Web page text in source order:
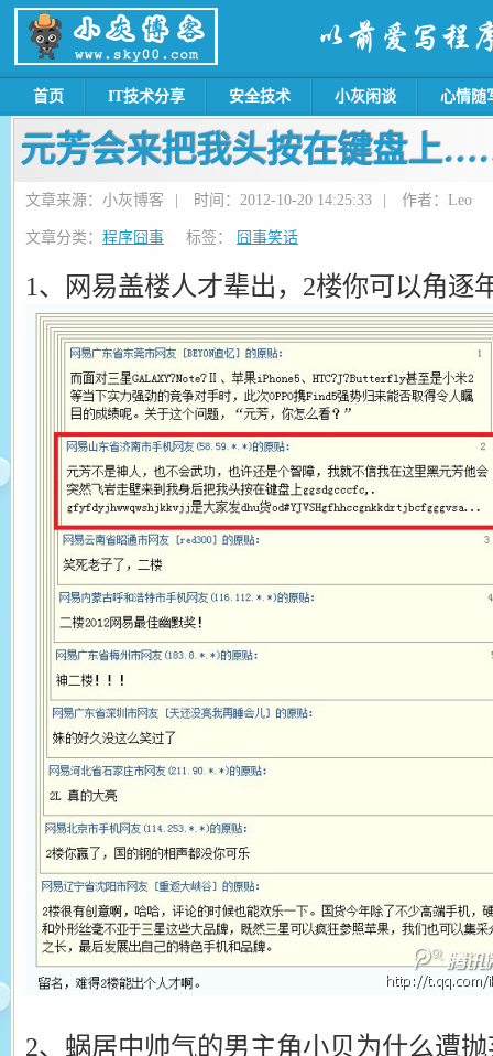
首页 IT技术分享 安全技术 小灰闲谈 心情随
元芳会来把我头按在键盘上
文章来源：小灰博客 时间：2012-10-20 14:25:33 作者：Leo
文章分类： 程序囧事 标签： 囧事笑话
1、网易盖楼人才辈出，2楼你可以角逐
2、蜗居中帅气的男主角小贝为什么遭